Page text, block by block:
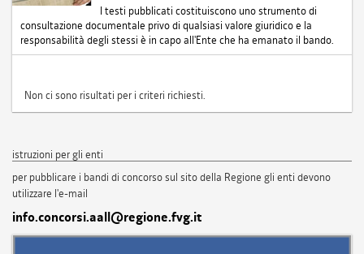
I testi pubblicati costituiscono uno strumento di
consultazione documentale privo di qualsiasi valore giuridico e la
responsabilità degli stessi è in capo all'Ente che ha emanato il bando.
Non ci sono risultati per i criteri richiesti.
istruzioni per gli enti
per pubblicare i bandi di concorso sul sito della Regione gli enti devono
utilizzare l'e-mail
info.concorsi.aall@regione.fvg.it